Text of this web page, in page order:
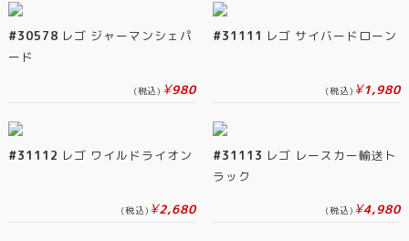
#30578 レゴ ジャーマンシェパ
ード
(税込) ¥980
#31111 レゴ サイバードローン
(税込) ¥1,980
#31112 レゴ ワイルドライオン
(税込) ¥2,680
#31113 レゴ レースカー輸送ト
ラック
(税込) ¥4,980